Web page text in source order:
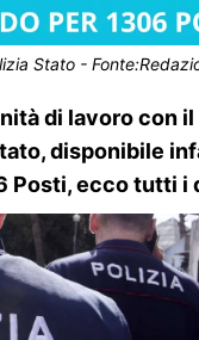
Stato -
di lavoro con
disponibile
Posti, ecco tutti i